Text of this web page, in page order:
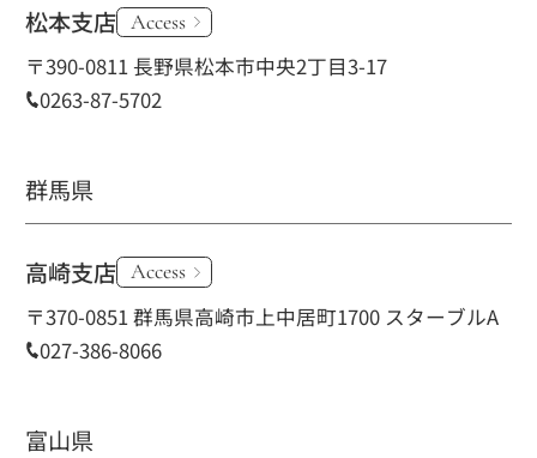
松本支店 Access
〒390-0811 長野県松本市中央2丁目3-17
0263-87-5702
群馬県
高崎支店 Access
〒370-0851 群馬県高崎市上中居町1700 スターブルA
027-386-8066
富山県